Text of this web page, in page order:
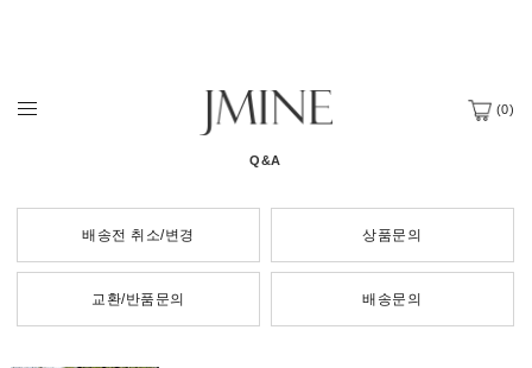
(0)
Q&A
배송전 취소/변경 상품문의
교환/반품문의 배송문의